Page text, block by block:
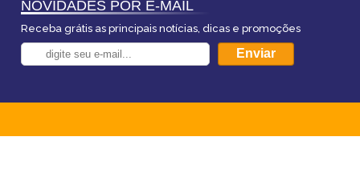
NOVIDADES POR E-MAIL
Receba grátis as principais notícias, dicas e promoções